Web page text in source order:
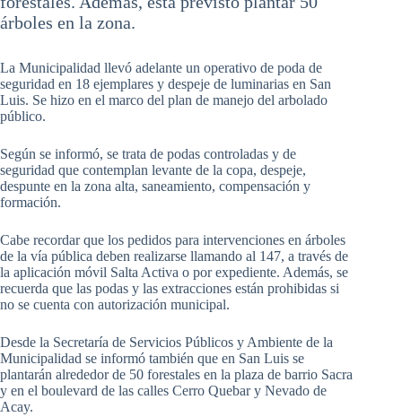
árboles en la zona.
La Municipalidad llevó adelante un operativo de poda de
seguridad en 18 ejemplares y despeje de luminarias en San
Luis. Se hizo en el marco del plan de manejo del arbolado
público.
Según se informó, se trata de podas controladas y de
seguridad que contemplan levante de la copa, despeje,
despunte en la zona alta, saneamiento, compensación y
formación.
Cabe recordar que los pedidos para intervenciones en árboles
de la vía pública deben realizarse llamando al 147, a través de
la aplicación móvil Salta Activa o por expediente. Además, se
recuerda que las podas y las extracciones están prohibidas si
no se cuenta con autorización municipal.
Desde la Secretaría de Servicios Públicos y Ambiente de la
Municipalidad se informó también que en San Luis se
plantarán alrededor de 50 forestales en la plaza de barrio Sacra
y en el boulevard de las calles Cerro Quebar y Nevado de
Acay.